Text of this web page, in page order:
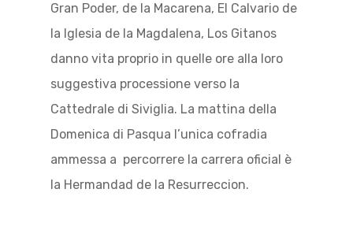
Gran Poder, de la Macarena, El Calvario de
la Iglesia de la Magdalena, Los Gitanos
danno vita proprio in quelle ore alla loro
suggestiva processione verso la
Cattedrale di Siviglia. La mattina della
Domenica di Pasqua l’unica cofradia
ammessa a percorrere la carrera oficial è
la Hermandad de la Resurreccion.